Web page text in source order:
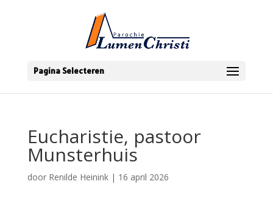
Pagina Selecteren
Eucharistie, pastoor
Munsterhuis
door Renilde Heinink| 16 april 2026